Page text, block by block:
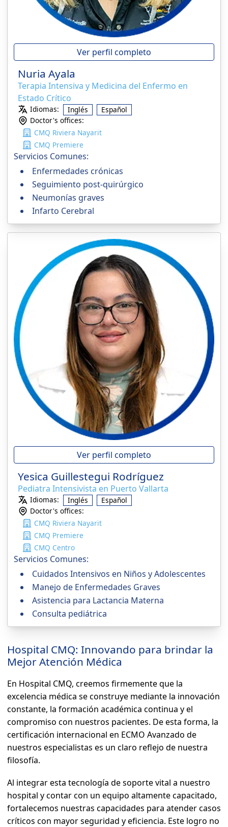
Ver perfil completo
Nuria Ayala
Terapia Intensiva y Medicina del Enfermo en
Estado Crítico
Idiomas: Inglés
Español
Doctor's offices:
CMQ Riviera Nayarit
CMQ Premiere
Servicios Comunes:
Enfermedades crónicas
Seguimiento post-quirúrgico
Neumonías graves
Infarto Cerebral
Ver perfil completo
Yesica Guillestegui Rodríguez
Pediatra Intensivista en Puerto Vallarta
Idiomas: Inglés
Español
Doctor's offices:
CMQ Riviera Nayarit
CMQ Premiere
CMQ Centro
Servicios Comunes:
Cuidados Intensivos en Niños y Adolescentes
Manejo de Enfermedades Graves
Asistencia para Lactancia Materna
Consulta pediátrica
Hospital CMQ: Innovando para brindar la
Mejor Atención Médica
En Hospital CMQ, creemos firmemente que la
excelencia médica se construye mediante la innovación
constante, la formación académica continua y el
compromiso con nuestros pacientes. De esta forma, la
certificación internacional en ECMO Avanzado de
nuestros especialistas es un claro reflejo de nuestra
filosofía.
Al integrar esta tecnología de soporte vital a nuestro
hospital y contar con un equipo altamente capacitado,
fortalecemos nuestras capacidades para atender casos
críticos con mayor seguridad y eficiencia. Este logro no